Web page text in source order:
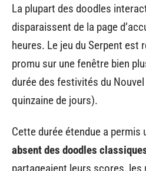
La plupart des doodles
disparaissent de la page
heures. Le jeu du Serpent est
promu sur une fenêtre bien
durée des festivités du
quinzaine de jours).
Cette durée étendue a permis
absent des doodles